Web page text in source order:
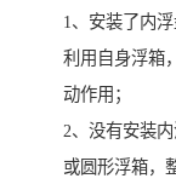
1、安装了内
利用自身浮箱
动作用；
2、没有安装
或圆形浮箱，